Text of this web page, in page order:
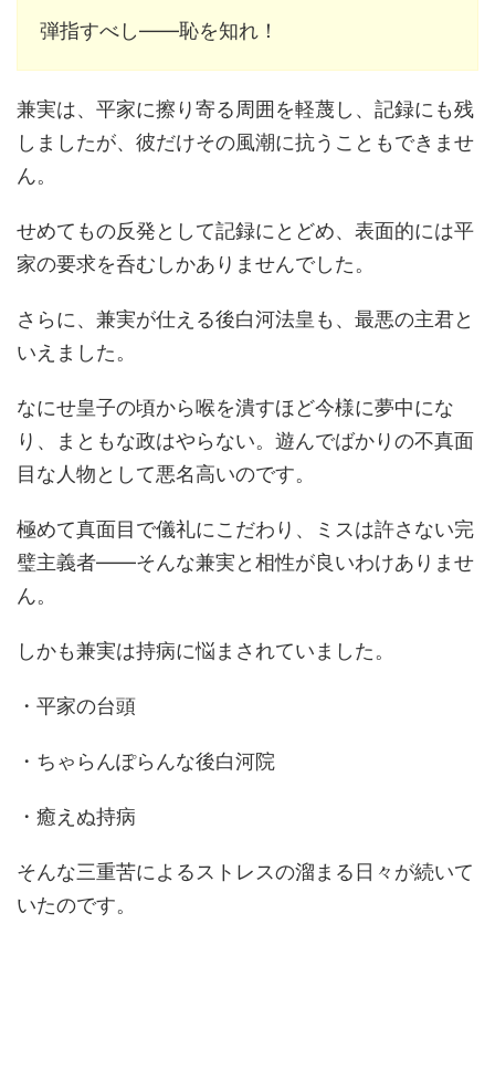
弾指すべし――恥を知れ！
兼実は、平家に擦り寄る周囲を軽蔑し、記録にも残
しましたが、彼だけその風潮に抗うこともできませ
ん。
せめてもの反発として記録にとどめ、表面的には平
家の要求を呑むしかありませんでした。
さらに、兼実が仕える後白河法皇も、最悪の主君と
いえました。
なにせ皇子の頃から喉を潰すほど今様に夢中にな
り、まともな政はやらない。遊んでばかりの不真面
目な人物として悪名高いのです。
極めて真面目で儀礼にこだわり、ミスは許さない完
璧主義者――そんな兼実と相性が良いわけありませ
ん。
しかも兼実は持病に悩まされていました。
・平家の台頭
・ちゃらんぽらんな後白河院
・癒えぬ持病
そんな三重苦によるストレスの溜まる日々が続いて
いたのです。